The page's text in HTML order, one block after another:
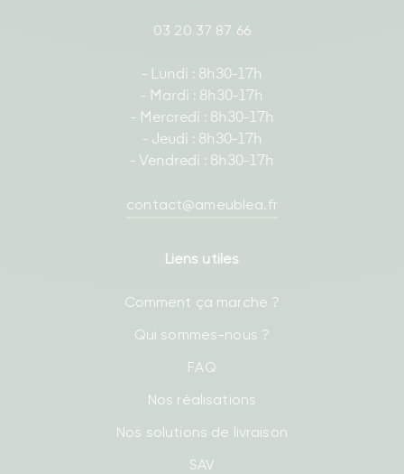
03 20 37 87 66
- Lundi : 8h30-17h
- Mardi : 8h30-17h
- Mercredi : 8h30-17h
- Jeudi : 8h30-17h
- Vendredi : 8h30-17h
contact@ameublea.fr
Liens utiles
Comment ça marche ?
Qui sommes-nous ?
FAQ
Nos réalisations
Nos solutions de livraison
SAV